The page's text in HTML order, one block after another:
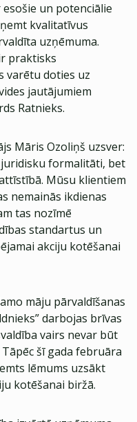
un potenciālie
kvalitatīvus
uzņēmuma.
praktisks
varētu doties uz
jautājumiem
Ratnieks.
Māris Ozoliņš uzsver:
juridisku formalitāti, bet
Mūsu klientiem
nemainās ikdienas
tas nozīmē
standartus un
akciju kotēšanai
māju pārvaldīšanas
darbojas brīvas
vairs nevar būt
šī gada februāra
lēmums uzsākt
kotēšanai biržā.